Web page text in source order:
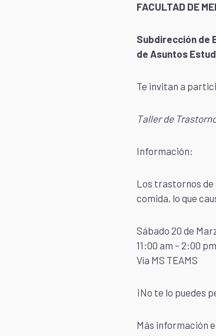
FACULTAD DE
Subdirección de
de Asuntos
Te invitan a
Taller de
Información:
Los trastornos de
comida, lo que
Sábado 20 de
11:00 am – 2:00 pm
Vía MS TEAMS
¡No te lo puedes
Más información